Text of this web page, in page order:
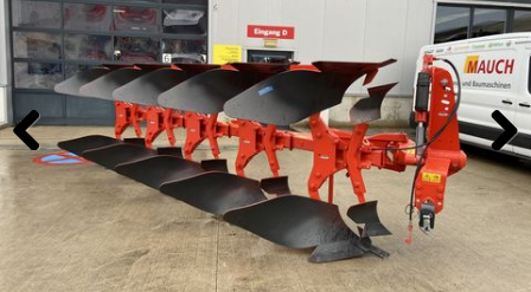
Previous Next